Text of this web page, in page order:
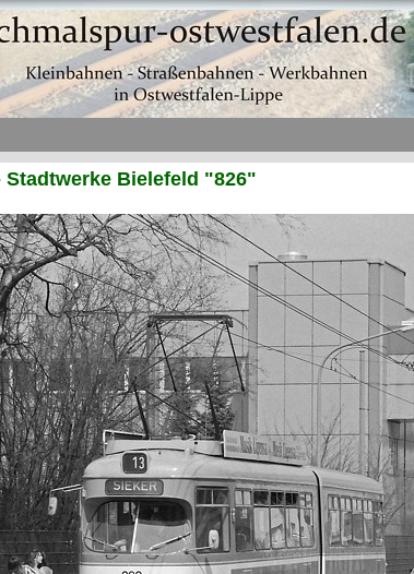
Stadtwerke Bielefeld "826"